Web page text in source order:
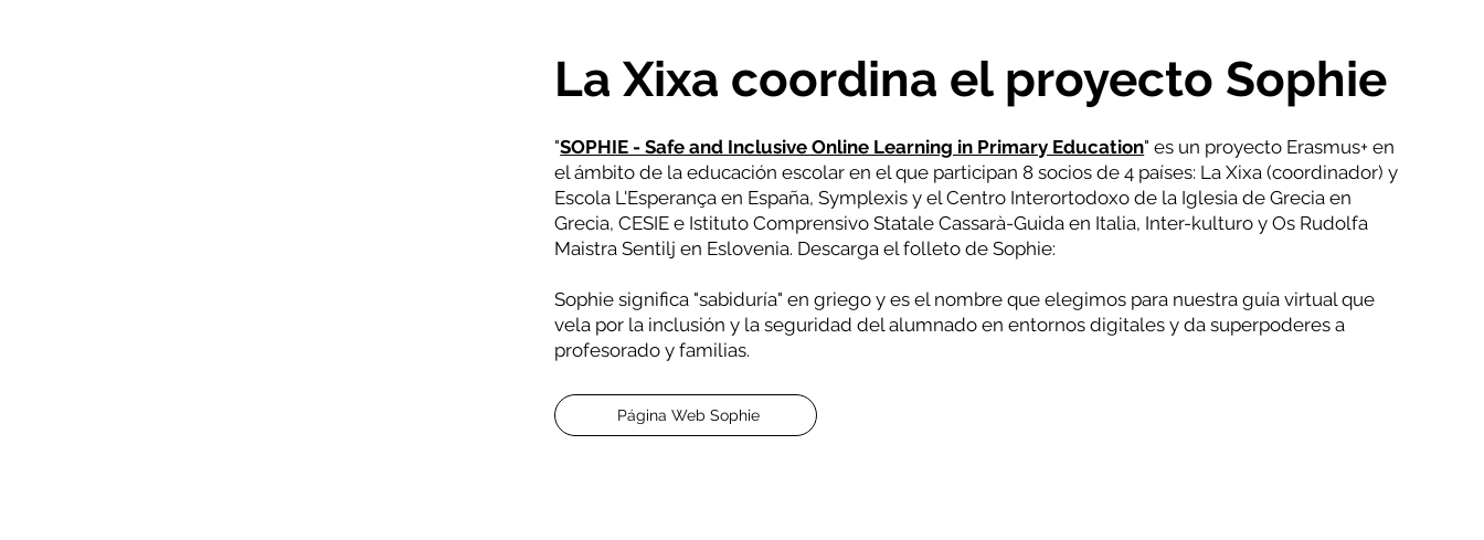
La Xixa coordina el proyecto Sophie
"SOPHIE - Safe and Inclusive Online Learning in Primary Education" es un proyecto Erasmus+ en
el ámbito de la educación escolar en el que participan 8 socios de 4 países: La Xixa (coordinador) y
Escola L'Esperança en España, Symplexis y el Centro Interortodoxo de la Iglesia de Grecia en
Grecia, CESIE e Istituto Comprensivo Statale Cassarà-Guida en Italia, Inter-kulturo y Os Rudolfa
Maistra Sentilj en Eslovenia. Descarga el folleto de Sophie:
Sophie significa "sabiduría" en griego y es el nombre que elegimos para nuestra guía virtual que
vela por la inclusión y la seguridad del alumnado en entornos digitales y da superpoderes a
profesorado y familias.
Página Web Sophie